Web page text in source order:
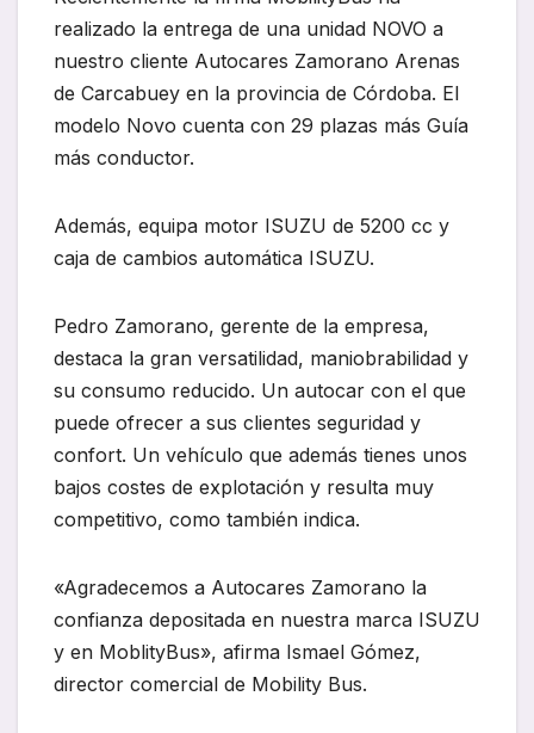
realizado la entrega de una unidad NOVO a
nuestro cliente Autocares Zamorano Arenas
de Carcabuey en la provincia de Córdoba. El
modelo Novo cuenta con 29 plazas más Guía
más conductor.
Además, equipa motor ISUZU de 5200 cc y
caja de cambios automática ISUZU.
Pedro Zamorano, gerente de la empresa,
destaca la gran versatilidad, maniobrabilidad y
su consumo reducido. Un autocar con el que
puede ofrecer a sus clientes seguridad y
confort. Un vehículo que además tienes unos
bajos costes de explotación y resulta muy
competitivo, como también indica.
«Agradecemos a Autocares Zamorano la
confianza depositada en nuestra marca ISUZU
y en MoblityBus», afirma Ismael Gómez,
director comercial de Mobility Bus.